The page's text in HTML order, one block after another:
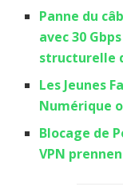
Panne du
avec 30
structurelle
Les Jeunes
Numérique
Blocage de
VPN